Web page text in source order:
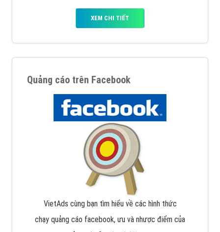
XEM CHI TIẾT
Quảng cáo trên Facebook
VietAds cùng bạn tìm hiểu về các hình thức
chạy quảng cáo facebook, ưu và nhược điểm của